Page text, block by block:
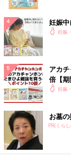
妊娠中
妊娠
アカ
倍【期
妊娠
お墓
PR(くら